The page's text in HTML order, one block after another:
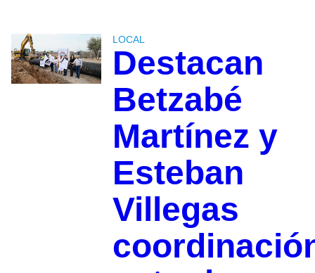
LOCAL
Destacan
Betzabé
Martínez y
Esteban
Villegas